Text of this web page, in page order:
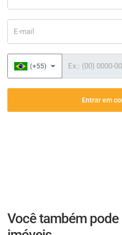
(+55)
Entrar em
Você também